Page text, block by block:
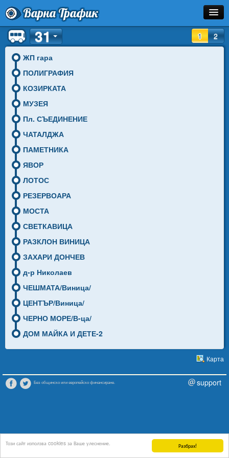
Разбрах!
Този сайт използва cookies за Ваше улеснение.
Варна Трафик
Спирка
Линия
Разписание
Инфо
1 2
31
ЖП гара
ПОЛИГРАФИЯ
КОЗИРКАТА
МУЗЕЯ
Пл. СЪЕДИНЕНИЕ
ЧАТАЛДЖА
ПАМЕТНИКА
ЯВОР
ЛОТОС
РЕЗЕРВОАРА
МОСТА
СВЕТКАВИЦА
РАЗКЛОН ВИНИЦА
ЗАХАРИ ДОНЧЕВ
д-р Николаев
ЧЕШМАТА/Виница/
ЦЕНТЪР/Виница/
ЧЕРНО МОРЕ/В-ца/
ДОМ МАЙКА И ДЕТЕ-2
Карта
Без общинско или европейско финансиране. support